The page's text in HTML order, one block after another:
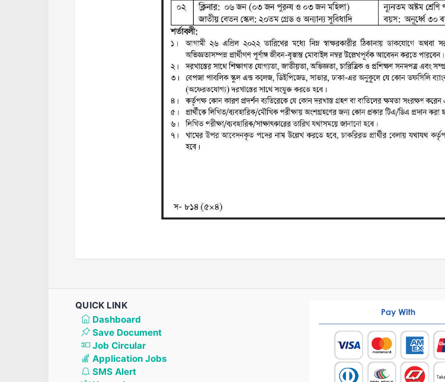
QUICK LINK
Dashboard
Save Document
Job Circular
Application Jobs
SMS Alert